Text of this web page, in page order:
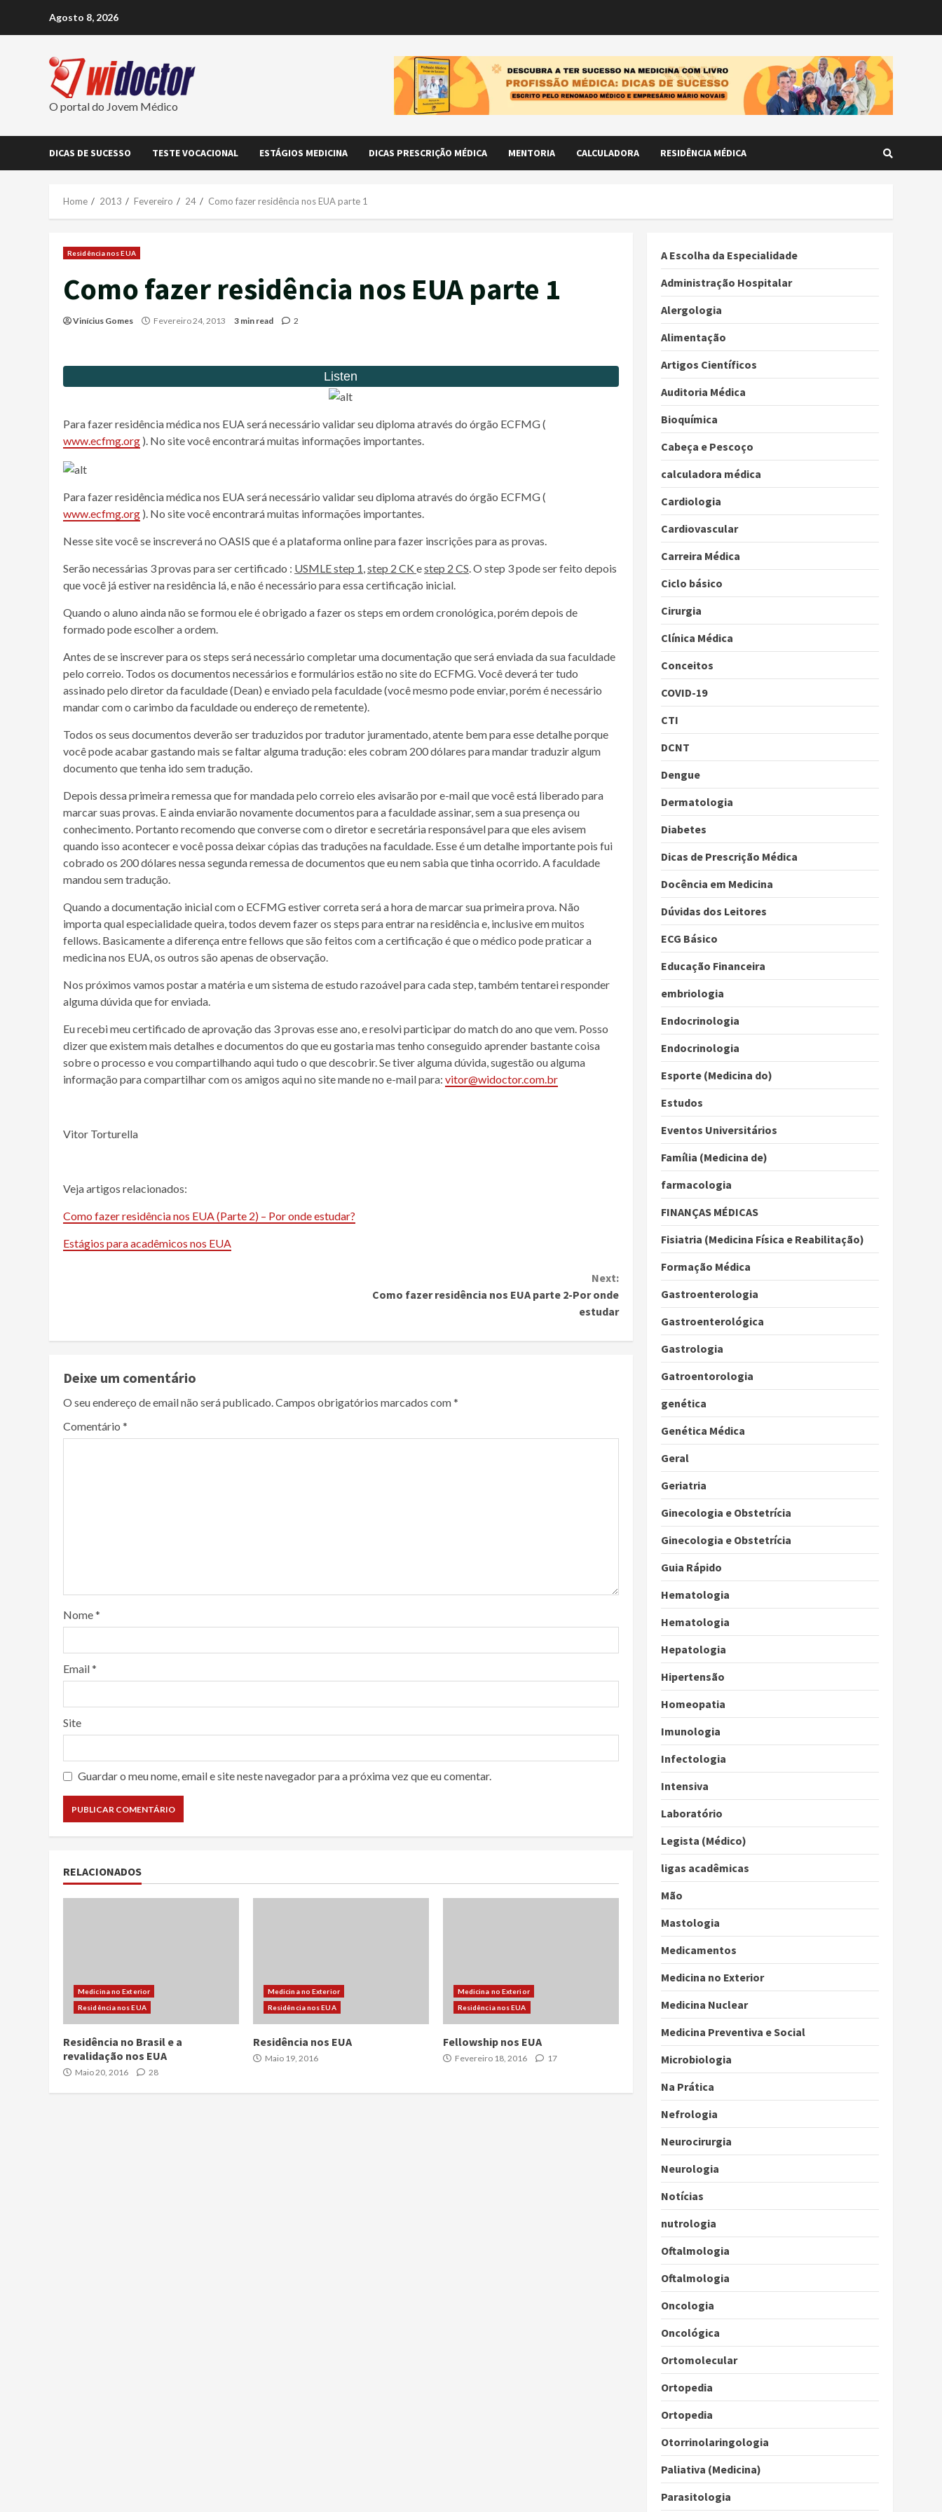
Agosto 8, 2026
O portal do Jovem Médico
DICAS DE SUCESSO TESTE VOCACIONAL ESTÁGIOS MEDICINA DICAS PRESCRIÇÃO MÉDICA MENTORIA CALCULADORA RESIDÊNCIA MÉDICA
Home 2013 Fevereiro 24 Como fazer residência nos EUA parte 1
Residência nos EUA
Como fazer residência nos EUA parte 1
Vinícius Gomes Fevereiro 24, 2013 3 min read 2
Para fazer residência médica nos EUA será necessário validar seu diploma através do órgão ECFMG (
www.ecfmg.org ). No site você encontrará muitas informações importantes.
Para fazer residência médica nos EUA será necessário validar seu diploma através do órgão ECFMG (
www.ecfmg.org ). No site você encontrará muitas informações importantes.
Nesse site você se inscreverá no OASIS que é a plataforma online para fazer inscrições para as provas.
Serão necessárias 3 provas para ser certificado : USMLE step 1,step 2 CK estep 2 CS. O step 3 pode ser feito depois
que você já estiver na residência lá, e não é necessário para essa certificação inicial.
Quando o aluno ainda não se formou ele é obrigado a fazer os steps em ordem cronológica, porém depois de
formado pode escolher a ordem.
Antes de se inscrever para os steps será necessário completar uma documentação que será enviada da sua faculdade
pelo correio. Todos os documentos necessários e formulários estão no site do ECFMG. Você deverá ter tudo
assinado pelo diretor da faculdade (Dean) e enviado pela faculdade (você mesmo pode enviar, porém é necessário
mandar com o carimbo da faculdade ou endereço de remetente).
Todos os seus documentos deverão ser traduzidos por tradutor juramentado, atente bem para esse detalhe porque
você pode acabar gastando mais se faltar alguma tradução: eles cobram 200 dólares para mandar traduzir algum
documento que tenha ido sem tradução.
Depois dessa primeira remessa que for mandada pelo correio eles avisarão por e-mail que você está liberado para
marcar suas provas. E ainda enviarão novamente documentos para a faculdade assinar, sem a sua presença ou
conhecimento. Portanto recomendo que converse com o diretor e secretária responsável para que eles avisem
quando isso acontecer e você possa deixar cópias das traduções na faculdade. Esse é um detalhe importante pois fui
cobrado os 200 dólares nessa segunda remessa de documentos que eu nem sabia que tinha ocorrido. A faculdade
mandou sem tradução.
Quando a documentação inicial com o ECFMG estiver correta será a hora de marcar sua primeira prova. Não
importa qual especialidade queira, todos devem fazer os steps para entrar na residência e, inclusive em muitos
fellows. Basicamente a diferença entre fellows que são feitos com a certificação é que o médico pode praticar a
medicina nos EUA, os outros são apenas de observação.
Nos próximos vamos postar a matéria e um sistema de estudo razoável para cada step, também tentarei responder
alguma dúvida que for enviada.
Eu recebi meu certificado de aprovação das 3 provas esse ano, e resolvi participar do match do ano que vem. Posso
dizer que existem mais detalhes e documentos do que eu gostaria mas tenho conseguido aprender bastante coisa
sobre o processo e vou compartilhando aqui tudo o que descobrir. Se tiver alguma dúvida, sugestão ou alguma
informação para compartilhar com os amigos aqui no site mande no e-mail para: vitor@widoctor.com.br
Vitor Torturella
Veja artigos relacionados:
Como fazer residência nos EUA (Parte 2) – Por onde estudar?
Estágios para acadêmicos nos EUA
Next:
Como fazer residência nos EUA parte 2-Por onde
estudar
Deixe um comentário
O seu endereço de email não será publicado.Campos obrigatórios marcados com*
Comentário *
Nome*
Email*
Site
Guardar o meu nome, email e site neste navegador para a próxima vez que eu comentar.
RELACIONADOS
Medicina no Exterior
Residência nos EUA
Residência no Brasil e a
revalidação nos EUA
Maio 20, 2016 28
Medicina no Exterior
Residência nos EUA
Residência nos EUA
Maio 19, 2016
Medicina no Exterior
Residência nos EUA
Fellowship nos EUA
Fevereiro 18, 2016 17
A Escolha da Especialidade
Administração Hospitalar
Alergologia
Alimentação
Artigos Científicos
Auditoria Médica
Bioquímica
Cabeça e Pescoço
calculadora médica
Cardiologia
Cardiovascular
Carreira Médica
Ciclo básico
Cirurgia
Clínica Médica
Conceitos
COVID-19
CTI
DCNT
Dengue
Dermatologia
Diabetes
Dicas de Prescrição Médica
Docência em Medicina
Dúvidas dos Leitores
ECG Básico
Educação Financeira
embriologia
Endocrinologia
Endocrinologia
Esporte (Medicina do)
Estudos
Eventos Universitários
Família (Medicina de)
farmacologia
FINANÇAS MÉDICAS
Fisiatria (Medicina Física e Reabilitação)
Formação Médica
Gastroenterologia
Gastroenterológica
Gastrologia
Gatroentorologia
genética
Genética Médica
Geral
Geriatria
Ginecologia e Obstetrícia
Ginecologia e Obstetrícia
Guia Rápido
Hematologia
Hematologia
Hepatologia
Hipertensão
Homeopatia
Imunologia
Infectologia
Intensiva
Laboratório
Legista (Médico)
ligas acadêmicas
Mão
Mastologia
Medicamentos
Medicina no Exterior
Medicina Nuclear
Medicina Preventiva e Social
Microbiologia
Na Prática
Nefrologia
Neurocirurgia
Neurologia
Notícias
nutrologia
Oftalmologia
Oftalmologia
Oncologia
Oncológica
Ortomolecular
Ortopedia
Ortopedia
Otorrinolaringologia
Paliativa (Medicina)
Parasitologia